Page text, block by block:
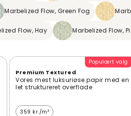
Marbelized Flow, Green Fog
Flow, Hay Marbelized Flow,
Populært valg
Premium Textured
Vores mest luksuriøse papir med en
let struktureret overflade
359 kr./m²